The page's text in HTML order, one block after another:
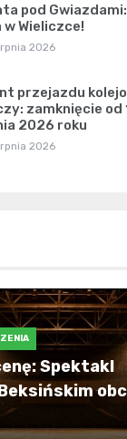
pod
w Wieliczce!
2026
przejazdu
zamknięcie od
2026 roku
2026
Spektakl